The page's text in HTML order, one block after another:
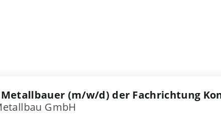
(m/w/d) der Fachrichtung
GmbH